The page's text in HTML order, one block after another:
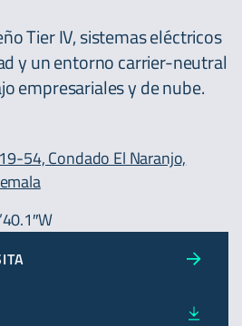
Tier IV, sistemas eléctricos
y un entorno carrier-neutral
empresariales y de nube.
54, Condado El Naranjo,